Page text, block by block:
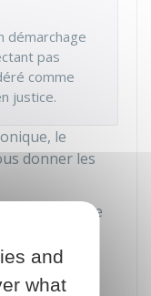
démarchage
pas
comme
justice.
le
donner les
la personne
appel.
and
what